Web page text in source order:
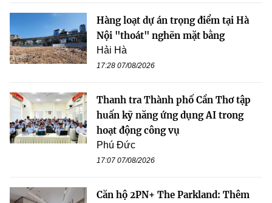
Hàng loạt dự án trọng điểm tại Hà
Nội "thoát" nghẽn mặt bằng
Hải Hà
17:28 07/08/2026
Thanh tra Thành phố Cần Thơ tập
huấn kỹ năng ứng dụng AI trong
hoạt động công vụ
Phú Đức
17:07 07/08/2026
Căn hộ 2PN+ The Parkland: Thêm